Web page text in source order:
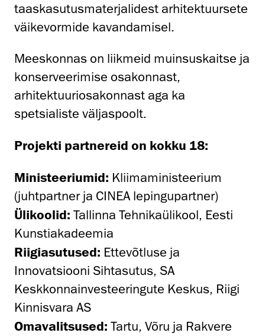
taaskasutusmaterjalidest arhitektuursete
väikevormide kavandamisel.
Meeskonnas on liikmeid muinsuskaitse ja
konserveerimise osakonnast,
arhitektuuriosakonnast aga ka
spetsialiste väljaspoolt.
Projekti partnereid on kokku 18:
Ministeeriumid: Kliimaministeerium
(juhtpartner ja CINEA lepingupartner)
Ülikoolid: Tallinna Tehnikaülikool, Eesti
Kunstiakadeemia
Riigiasutused: Ettevõtluse ja
Innovatsiooni Sihtasutus, SA
Keskkonnainvesteeringute Keskus, Riigi
Kinnisvara AS
Omavalitsused: Tartu, Võru ja Rakvere